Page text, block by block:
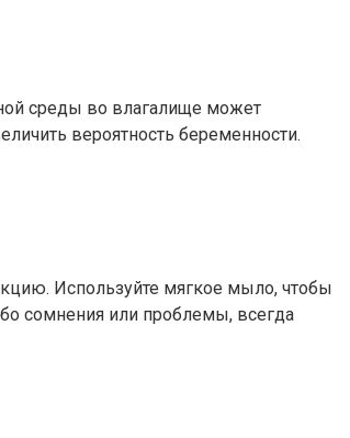
среды во влагалище может
вероятность беременности.
Используйте мягкое мыло, чтобы
сомнения или проблемы, всегда